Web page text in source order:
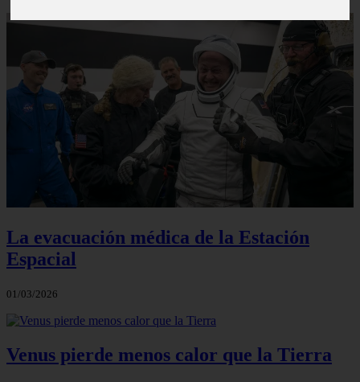
La evacuación médica de la Estación
Espacial
01/03/2026
Venus pierde menos calor que la Tierra